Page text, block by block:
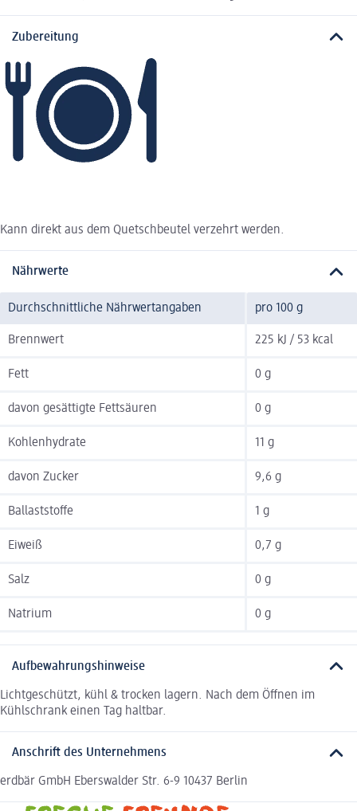
Zubereitung
Kann direkt aus dem Quetschbeutel verzehrt werden.
Nährwerte
Durchschnittliche Nährwertangaben pro 100 g
Brennwert 225 kJ / 53 kcal
Fett 0 g
davon gesättigte Fettsäuren 0 g
Kohlenhydrate 11 g
davon Zucker 9,6 g
Ballaststoffe 1 g
Eiweiß 0,7 g
Salz 0 g
Natrium 0 g
Aufbewahrungshinweise
Lichtgeschützt, kühl & trocken lagern. Nach dem Öffnen im
Kühlschrank einen Tag haltbar.
Anschrift des Unternehmens
erdbär GmbH Eberswalder Str. 6-9 10437 Berlin